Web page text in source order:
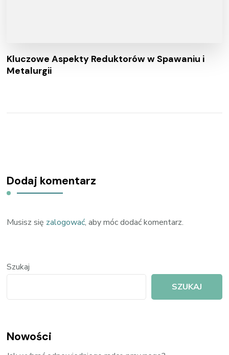
Kluczowe Aspekty Reduktorów w Spawaniu i
Metalurgii
Dodaj komentarz
Musisz się zalogować, aby móc dodać komentarz.
Szukaj
SZUKAJ
Nowości